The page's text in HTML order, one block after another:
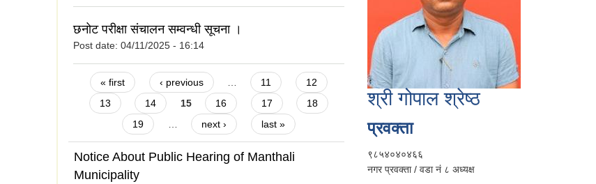
छनोट परीक्षा संचालन सम्वन्धी सूचना ।
Post date: 04/11/2025 - 16:14
Pages
« first ‹ previous 11
12
13
14 15 16 17
18
19
next › last »
Notice About Public Hearing of Manthali
Municipality
श्री गोपाल श्रेष्ठ
प्रवक्ता
९८५४०४०४६६
नगर प्रवक्ता / वडा नं ८ अध्यक्ष